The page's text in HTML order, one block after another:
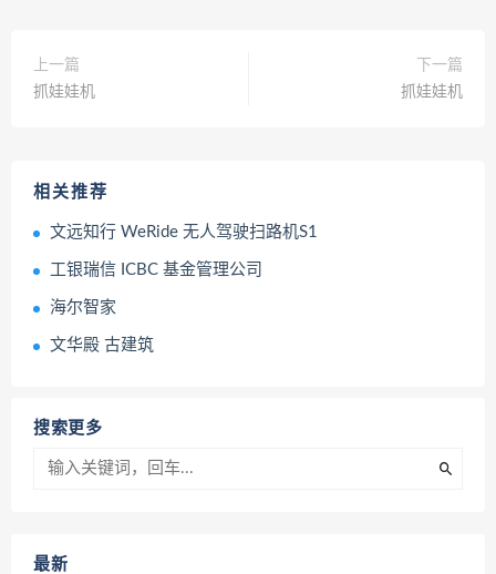
上一篇
抓娃娃机
下一篇
抓娃娃机
相关推荐
文远知行 WeRide 无人驾驶扫路机S1
工银瑞信 ICBC 基金管理公司
海尔智家
文华殿 古建筑
搜索更多
最新